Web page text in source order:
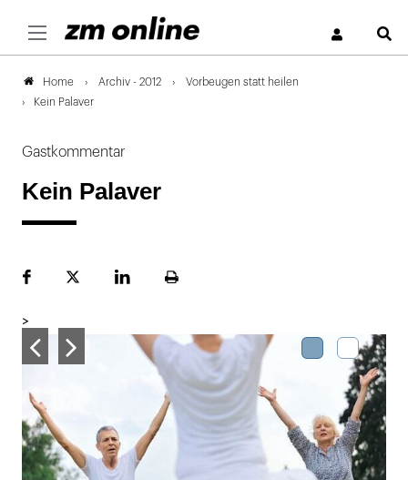
Home Archiv - 2012
Vorbeugen statt heilen
Kein Palaver
Gastkommentar
Kein Palaver
FacebookPlattformLinekdInSeite
>